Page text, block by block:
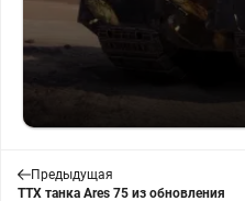
Предыдущая
ТТХ танка Ares 75 из обновления